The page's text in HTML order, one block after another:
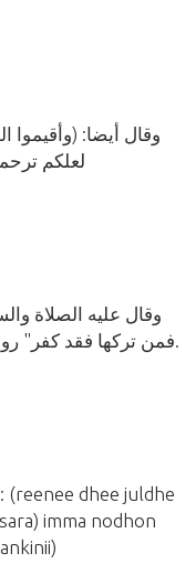
وقال أيضا: (وأقيموا
لعلكم
وقال عليه الصلاة
فمن تركها فقد كفر" رواه الترمذي وابن ماجه وصححه الألباني.
(reenee dhee juldhe
imma nodhon